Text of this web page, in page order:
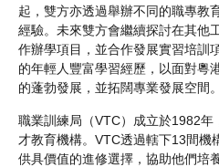
起，雙方亦透過舉辦不同的職專教
經驗。未來雙方會繼續探討在其他
作辦學項目，並合作發展實習培訓
的年輕人豐富學習經歷，以面對粵
的蓬勃發展，並拓闊專業發展空間。
職業訓練局（VTC）成立於1982
才教育機構。VTC透過轄下13間機
供具價值的進修選擇，協助他們培